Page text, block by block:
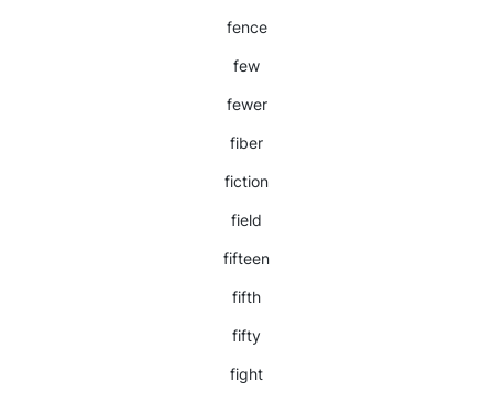
fence
few
fewer
fiber
fiction
field
fifteen
fifth
fifty
fight